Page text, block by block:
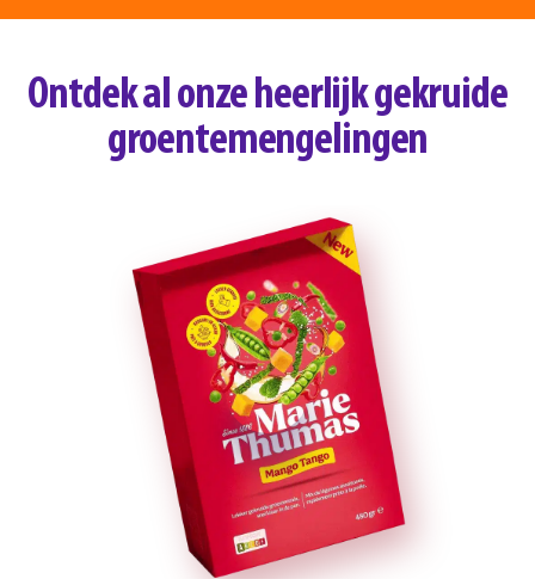
Ontdek al onze heerlijk gekruide
groentemengelingen